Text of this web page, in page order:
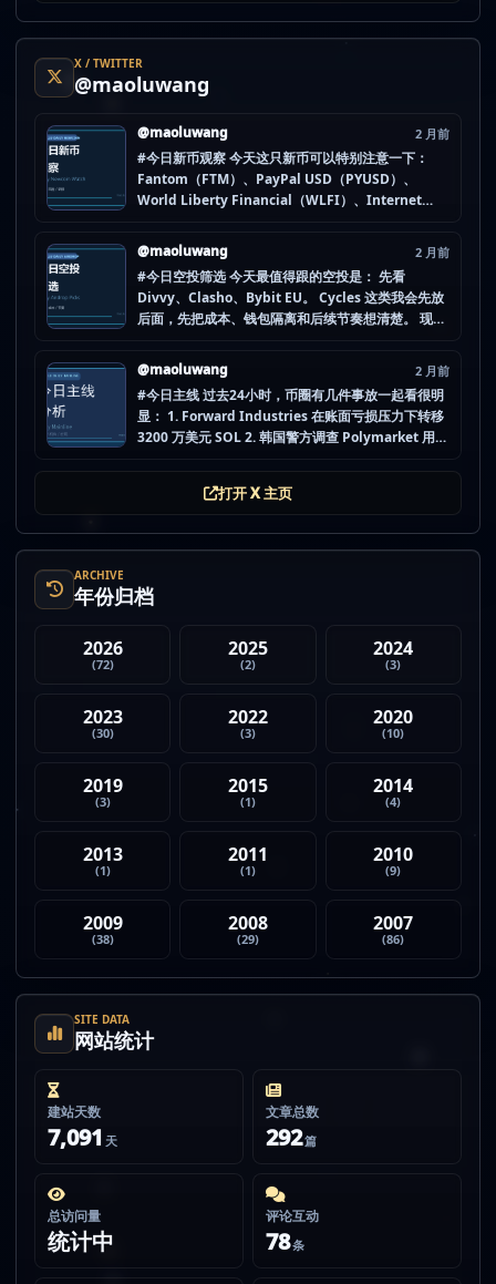
X / TWITTER
@maoluwang
@maoluwang 2 月前
#今日新币观察 今天这只新币可以特别注意一下：
Fantom（FTM）、PayPal USD（PYUSD）、
World Liberty Financial（WLFI）、Internet
而是更像“热度是不是在回流”的样本。 这种时候最怕
把...
@maoluwang 2 月前
#今日空投筛选 今天最值得跟的空投是： 先看
Divvy、Clasho、Bybit EU。 Cycles 这类我会先放
后面，先把成本、钱包隔离和后续节奏想清楚。 现在
都没做扎实。 mao.lu/today-airdrop-selecti… #空
投项目 #...
@maoluwang 2 月前
#今日主线 过去24小时，币圈有几件事放一起看很明
显： 1. Forward Industries 在账面亏损压力下转移
3200 万美元 SOL 2. 韩国警方调查 Polymarket 用户
打开 X 主页
ARCHIVE
年份归档
2026
(72)
2025
(2)
2024
(3)
2023
(30)
2022
(3)
2020
(10)
2019
(3)
2015
(1)
2014
(4)
2013
(1)
2011
(1)
2010
(9)
2009
(38)
2008
(29)
2007
(86)
SITE DATA
网站统计
建站天数
7,091 天
文章总数
292篇
总访问量
统计中
评论互动
78条